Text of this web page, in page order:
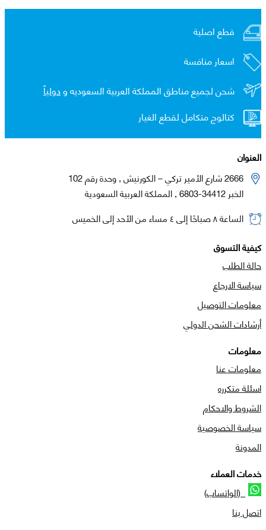
قطع اصلية
اسعار منافسة
شحن لجميع مناطق المملكة العربية السعوديه ودولياً
كتالوج متكامل لقطع الغيار
العنوان
2666 شارع الأمير تركي – الكورنيش , وحدة رقم 102
الخبر 34412-6803 , المملكة العربية السعودية
الساعة ٨ صباحًا إلى ٤ مساء من الأحد إلى الخميس
كيفية التسوق
حالة الطلب
سياسة الارجاع
معلومات التوصيل
أرشادات الشحن الدولي
معلومات
معلومات عنا
اسئلة متكرره
الشروط والاحكام
سياسة الخصوصية
المدونة
خدمات العملاء
(الواتساب)
اتصل بنا